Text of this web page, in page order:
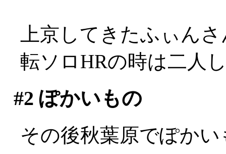
上京してきたふぃん
転ソロHRの時は二人
#2 ぽかいもの
その後秋葉原でぽかい